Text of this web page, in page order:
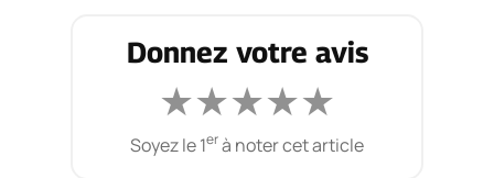
Donnez votre avis
★★★★★
Soyez le 1erà noter cet article